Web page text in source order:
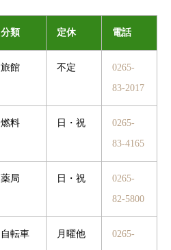
分類 定休 電話
旅館 不定
0265-
83-2017
燃料 日・祝
0265-
83-4165
薬局 日・祝
0265-
82-5800
自転車 月曜他
0265-